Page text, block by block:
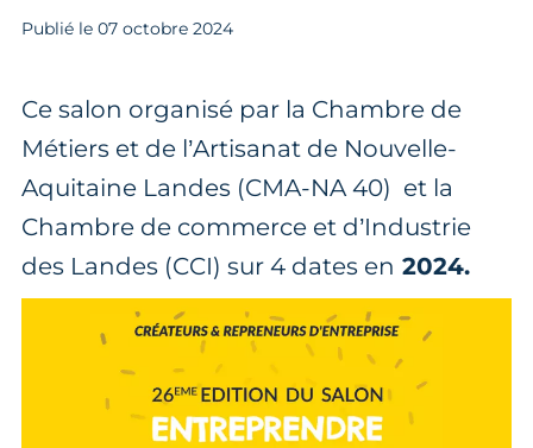
Publié le 07 octobre 2024
Ce salon organisé par la Chambre de
Métiers et de l’Artisanat de Nouvelle-
Aquitaine Landes (CMA-NA 40) et la
Chambre de commerce et d’Industrie
des Landes (CCI) sur 4 dates en 2024.